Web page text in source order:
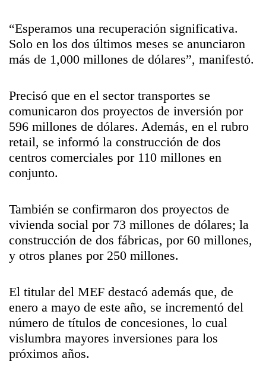
“Esperamos una recuperación significativa.
Solo en los dos últimos meses se anunciaron
más de 1,000 millones de dólares”, manifestó.
Precisó que en el sector transportes se
comunicaron dos proyectos de inversión por
596 millones de dólares. Además, en el rubro
retail, se informó la construcción de dos
centros comerciales por 110 millones en
conjunto.
También se confirmaron dos proyectos de
vivienda social por 73 millones de dólares; la
construcción de dos fábricas, por 60 millones,
y otros planes por 250 millones.
El titular del MEF destacó además que, de
enero a mayo de este año, se incrementó del
número de títulos de concesiones, lo cual
vislumbra mayores inversiones para los
próximos años.